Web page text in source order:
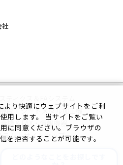
社
械 | シートメタル加工機
機＆FAX・情報機器
テム | サイトマップ
ー
より快適にウェブサイトをご利
用します。 当サイトをご覧い
に同意ください。ブラウザの
拒否することが可能です。